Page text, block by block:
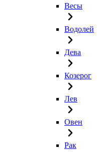
Весы
Водолей
Дева
Козерог
Лев
Овен
Рак